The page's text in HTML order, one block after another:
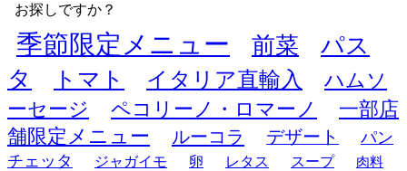
お探しですか？
季節限定メニュー 前菜
パス
タ
トマト イタリア直輸入
ハムソ
ーセージ
ペコリーノ・ロマーノ
一部店
舗限定メニュー
ルーコラ デザート
パン
チェッタ
ジャガイモ 卵 レタス スープ
肉料